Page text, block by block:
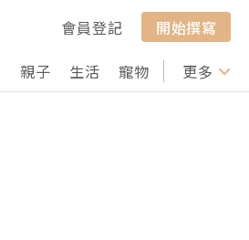
會員登記
開始撰寫
親子 生活 寵物 行山 打卡
更多